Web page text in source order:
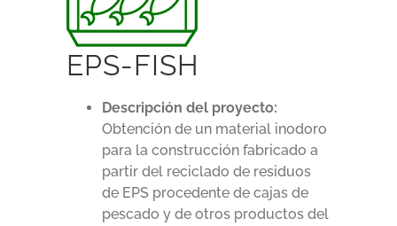
EPS-FISH
Descripción del proyecto:
Obtención de un material inodoro
para la construcción fabricado a
partir del reciclado de residuos
de EPS procedente de cajas de
pescado y de otros productos del